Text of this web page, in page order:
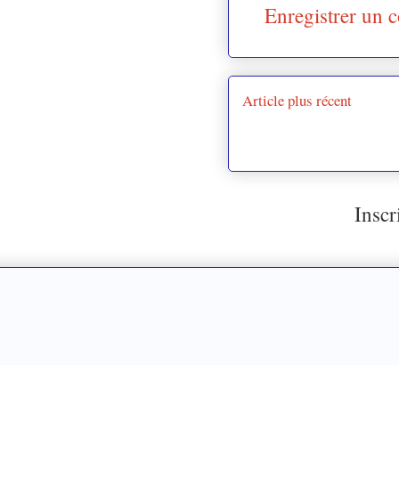
Enregistrer un
Article plus récent